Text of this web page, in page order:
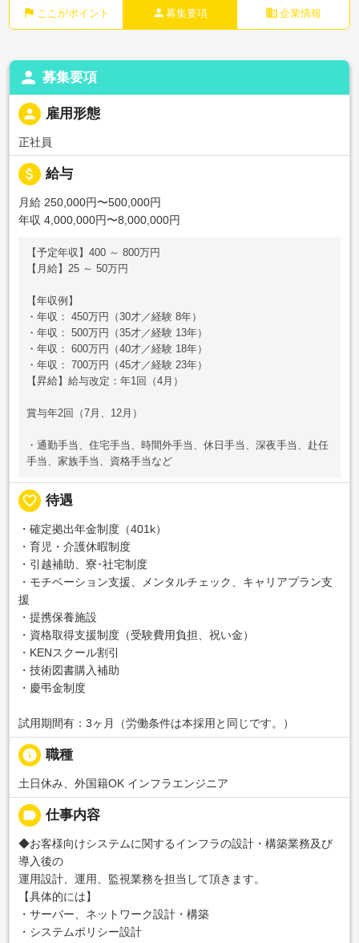
flag ここがポイント person 募集要項 business 企業情報
person 募集要項
person 雇用形態
正社員
attach_money 給与
月給 250,000円〜500,000円
年収 4,000,000円〜8,000,000円
【予定年収】400 ～ 800万円
【月給】25 ～ 50万円
【年収例】
・年収： 450万円（30才／経験 8年）
・年収： 500万円（35才／経験 13年）
・年収： 600万円（40才／経験 18年）
・年収： 700万円（45才／経験 23年）
【昇給】給与改定：年1回（4月）
賞与年2回（7月、12月）
・通勤手当、住宅手当、時間外手当、休日手当、深夜手当、赴任
手当、家族手当、資格手当など
favorite_border 待遇
・確定拠出年金制度（401k）
・育児・介護休暇制度
・引越補助、寮･社宅制度
・モチベーション支援、メンタルチェック、キャリアプラン支
援
・提携保養施設
・資格取得支援制度（受験費用負担、祝い金）
・KENスクール割引
・技術図書購入補助
・慶弔金制度
試用期間有：3ヶ月（労働条件は本採用と同じです。）
info 職種
土日休み、外国籍OK インフラエンジニア
label 仕事内容
◆お客様向けシステムに関するインフラの設計・構築業務及び
導入後の
運用設計、運用、監視業務を担当して頂きます。
【具体的には】
・サーバー、ネットワーク設計・構築
・システムポリシー設計